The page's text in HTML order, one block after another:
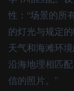
性：“场景的所
的灯光与规定
天气和海滩环
沿海地理相匹
信的照片。”